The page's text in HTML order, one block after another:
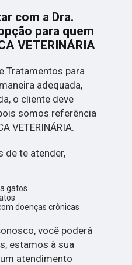
com a Dra.
para quem
VETERINÁRIA
Tratamentos para
adequada,
o cliente deve
somos referência
VETERINÁRIA.
de te atender,
gatos
doenças crônicas
você poderá
estamos à sua
atendimento